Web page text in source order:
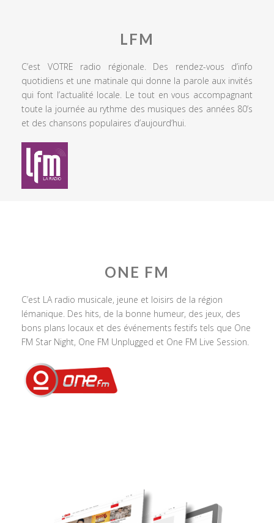
LFM
C’est VOTRE radio régionale. Des rendez-vous d’info
quotidiens et une matinale qui donne la parole aux invités
qui font l’actualité locale. Le tout en vous accompagnant
toute la journée au rythme des musiques des années 80’s
et des chansons populaires d’aujourd’hui.
ONE FM
C’est LA radio musicale, jeune et loisirs de la région
lémanique. Des hits, de la bonne humeur, des jeux, des
bons plans locaux et des événements festifs tels que One
FM Star Night, One FM Unplugged et One FM Live Session.